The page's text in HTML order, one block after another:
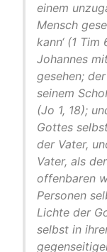
einem
Mensch
kann‘ (1
Johannes
gesehen;
seinem
(Jo 1, 18);
Gottes
der Vater,
Vater, als
offenbaren
Personen
Lichte der
selbst in